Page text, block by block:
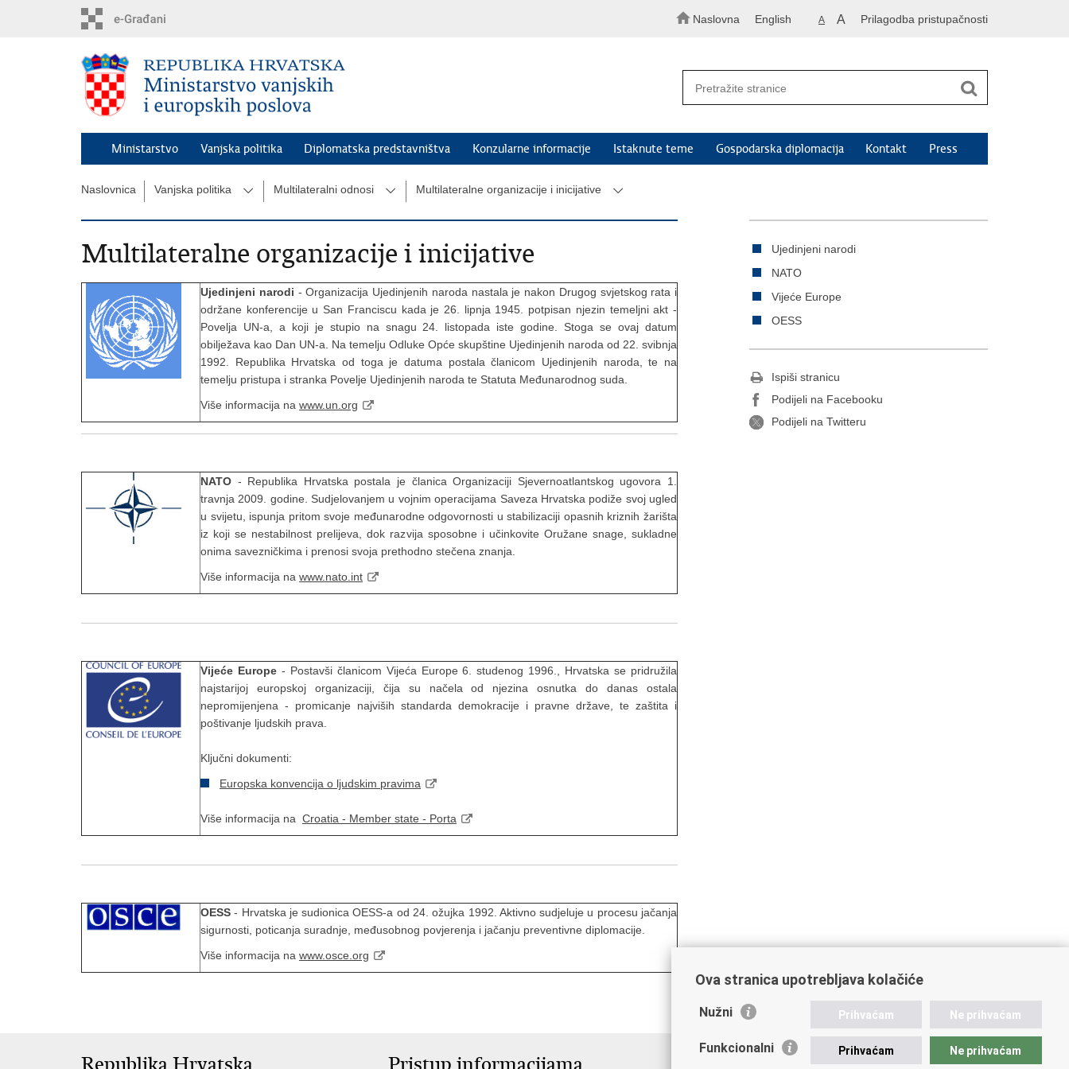
Naslovna English A A Prilagodba pristupačnosti
Ministarstvo Vanjska politika Diplomatska predstavništva Konzularne informacije Istaknute teme Gospodarska diplomacija Kontakt Press
Naslovnica Vanjska politika Multilateralni odnosi Multilateralne organizacije i inicijative
Multilateralne organizacije i inicijative
Ujedinjeni narodi - Organizacija Ujedinjenih naroda nastala je nakon Drugog svjetskog rata i
održane konferencije u San Franciscu kada je 26. lipnja 1945. potpisan njezin temeljni akt -
Povelja UN-a, a koji je stupio na snagu 24. listopada iste godine. Stoga se ovaj datum
obilježava kao Dan UN-a. Na temelju Odluke Opće skupštine Ujedinjenih naroda od 22. svibnja
1992. Republika Hrvatska od toga je datuma postala članicom Ujedinjenih naroda, te na
temelju pristupa i stranka Povelje Ujedinjenih naroda te Statuta Međunarodnog suda.
Više informacija na www.un.org
NATO - Republika Hrvatska postala je članica Organizaciji Sjevernoatlantskog ugovora 1.
travnja 2009. godine. Sudjelovanjem u vojnim operacijama Saveza Hrvatska podiže svoj ugled
u svijetu, ispunja pritom svoje međunarodne odgovornosti u stabilizaciji opasnih kriznih žarišta
iz koji se nestabilnost prelijeva, dok razvija sposobne i učinkovite Oružane snage, sukladne
onima savezničkima i prenosi svoja prethodno stečena znanja.
Više informacija na www.nato.int
Vijeće Europe- Postavši članicom Vijeća Europe 6. studenog 1996., Hrvatska se pridružila
najstarijoj europskoj organizaciji, čija su načela od njezina osnutka do danas ostala
nepromijenjena - promicanje najviših standarda demokracije i pravne države, te zaštita i
poštivanje ljudskih prava.
Ključni dokumenti:
Europska konvencija o ljudskim pravima
Više informacija na Croatia - Member state - Porta
OESS - Hrvatska je sudionica OESS-a od 24. ožujka 1992. Aktivno sudjeluje u procesu jačanja
sigurnosti, poticanja suradnje, međusobnog povjerenja i jačanju preventivne diplomacije.
Više informacija na www.osce.org
Ujedinjeni narodi
NATO
Vijeće Europe
OESS
Ispiši stranicu
Podijeli na Facebooku
Podijeli na Twitteru
Republika Hrvatska Pristup informacijama
Ova stranica upotrebljava kolačiće
Nužni Prihvaćam Ne prihvaćam
Funkcionalni Prihvaćam Ne prihvaćam